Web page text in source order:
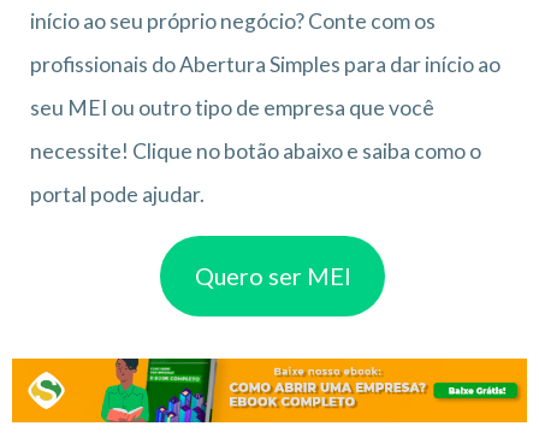
início ao seu próprio negócio? Conte com os
profissionais do Abertura Simples para dar início ao
seu MEI ou outro tipo de empresa que você
necessite! Clique no botão abaixo e saiba como o
portal pode ajudar.
Quero ser MEI